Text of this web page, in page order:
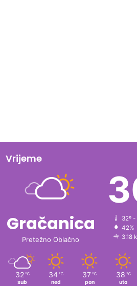
Vrijeme
Gračanica
Pretežno Oblačno
32º -
42%
3.18
32 ℃
sub
34 ℃
ned
37 ℃
pon
38 ℃
uto